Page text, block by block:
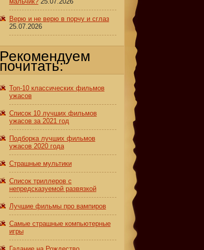
Верю и не верю в порчу и сглаз
25.07.2026
Рекомендуем
почитать:
Топ-10 классических фильмов
ужасов
Список 10 лучших фильмов
ужасов за 2021 год
Подборка лучших фильмов
ужасов 2020 года
Страшные мультики
Список триллеров с
непредсказуемой развязкой
Лучшие фильмы про вампиров
Самые страшные компьютерные
игры